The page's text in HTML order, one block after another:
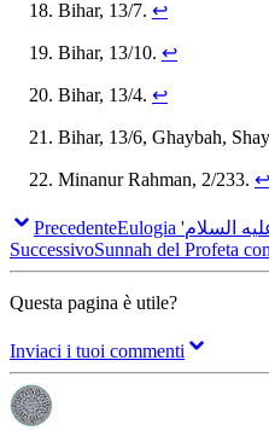
Bihar, 13/7. ↩
Bihar, 13/10. ↩
Bihar, 13/4. ↩
Bihar, 13/6, Ghaybah,
Minanur Rahman, 2/233. ↩
Precedente
SuccessivoSunnah del Profeta
Questa pagina è utile?
Inviaci i tuoi commenti